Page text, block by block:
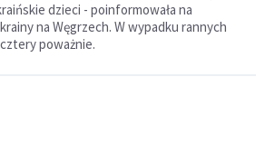
dzieci - poinformowała na
na Węgrzech. W wypadku rannych
poważnie.